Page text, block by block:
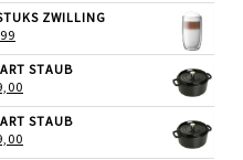
IS:
ZWILLING
IS:
€20,99.
STAUB
IS:STAUB